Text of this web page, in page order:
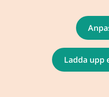
Ladda upp